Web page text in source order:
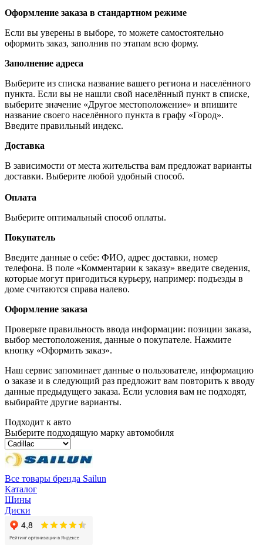
Оформление заказа в стандартном режиме
Если вы уверены в выборе, то можете самостоятельно
оформить заказ, заполнив по этапам всю форму.
Заполнение адреса
Выберите из списка название вашего региона и населённого
пункта. Если вы не нашли свой населённый пункт в списке,
выберите значение «Другое местоположение» и впишите
название своего населённого пункта в графу «Город».
Введите правильный индекс.
Доставка
В зависимости от места жительства вам предложат варианты
доставки. Выберите любой удобный способ.
Оплата
Выберите оптимальный способ оплаты.
Покупатель
Введите данные о себе: ФИО, адрес доставки, номер
телефона. В поле «Комментарии к заказу» введите сведения,
которые могут пригодиться курьеру, например: подъезды в
доме считаются справа налево.
Оформление заказа
Проверьте правильность ввода информации: позиции заказа,
выбор местоположения, данные о покупателе. Нажмите
кнопку «Оформить заказ».
Наш сервис запоминает данные о пользователе, информацию
о заказе и в следующий раз предложит вам повторить к вводу
данные предыдущего заказа. Если условия вам не подходят,
выбирайте другие варианты.
Подходит к авто
Выберите подходящую марку автомобиля
Все товары бренда Sailun
Каталог
Шины
Диски